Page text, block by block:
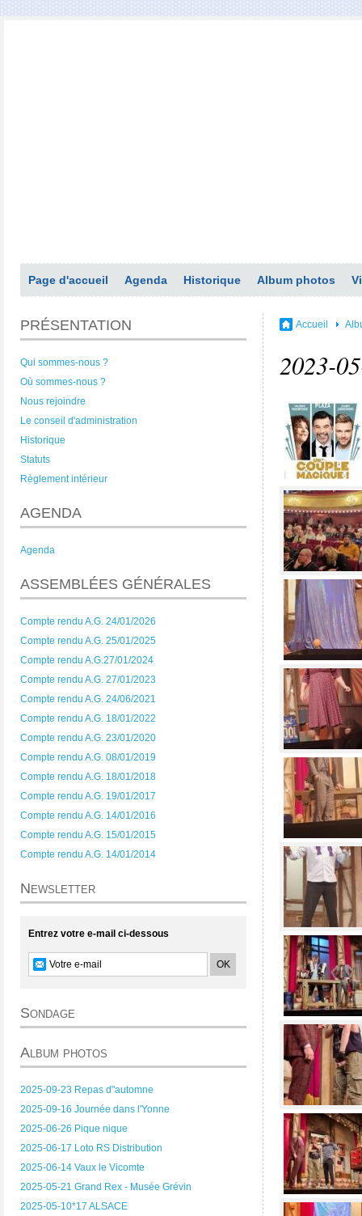
Page d'accueil Agenda Historique Album photos
PRÉSENTATION
Qui sommes-nous ?
Où sommes-nous ?
Nous rejoindre
Le conseil d'administration
Historique
Statuts
Règlement intérieur
AGENDA
Agenda
ASSEMBLÉES GÉNÉRALES
Compte rendu A.G. 24/01/2026
Compte rendu A.G. 25/01/2025
Compte rendu A.G.27/01/2024
Compte rendu A.G. 27/01/2023
Compte rendu A.G. 24/06/2021
Compte rendu A.G. 18/01/2022
Compte rendu A.G. 23/01/2020
Compte rendu A.G. 08/01/2019
Compte rendu A.G. 18/01/2018
Compte rendu A.G. 19/01/2017
Compte rendu A.G. 14/01/2016
Compte rendu A.G. 15/01/2015
Compte rendu A.G. 14/01/2014
Newsletter
Entrez votre e-mail ci-dessous
Sondage
Album photos
2025-09-23 Repas d"automne
2025-09-16 Journée dans l'Yonne
2025-06-26 Pique nique
2025-06-17 Loto RS Distribution
2025-06-14 Vaux le Vicomte
2025-05-21 Grand Rex - Musée Grévin
2025-05-10*17 ALSACE
Accueil
2023-